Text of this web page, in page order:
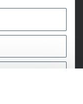
des Herstellers für
Dienstleister für die
hat Maßnahmen